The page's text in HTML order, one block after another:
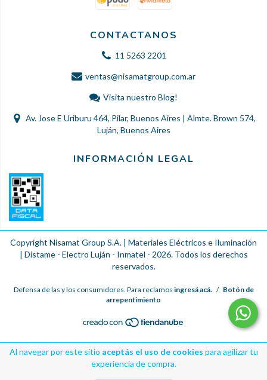
Al navegar por este sitio aceptás el uso de cookies para agilizar tu
experiencia de compra.
CONTACTANOS
11 5263 2201
ventas@nisamatgroup.com.ar
Visita nuestro Blog!
Av. Jose E Uriburu 464, Pilar, Buenos Aires | Almte. Brown 574,
Luján, Buenos Aires
INFORMACIÓN LEGAL
Copyright Nisamat Group S.A. | Materiales Eléctricos e Iluminación
| Distame - Electro Luján - Inmatel - 2026. Todos los derechos
reservados.
Defensa de las y los consumidores. Para reclamos ingresá acá. / Botón de
arrepentimiento